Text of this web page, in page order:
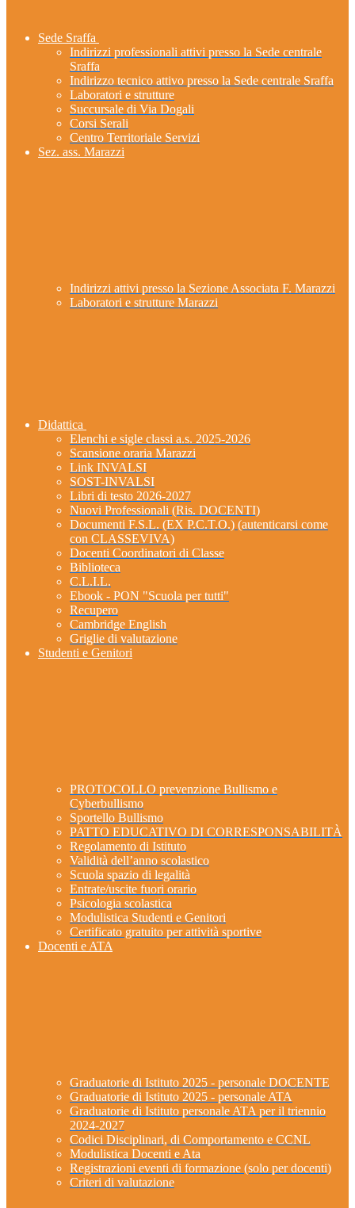
Sede Sraffa
Indirizzi professionali attivi presso la Sede centrale
Sraffa
Indirizzo tecnico attivo presso la Sede centrale Sraffa
Laboratori e strutture
Succursale di Via Dogali
Corsi Serali
Centro Territoriale Servizi
Sez. ass. Marazzi
Indirizzi attivi presso la Sezione Associata F. Marazzi
Laboratori e strutture Marazzi
Didattica
Elenchi e sigle classi a.s. 2025-2026
Scansione oraria Marazzi
Link INVALSI
SOST-INVALSI
Libri di testo 2026-2027
Nuovi Professionali (Ris. DOCENTI)
Documenti F.S.L. (EX P.C.T.O.) (autenticarsi come
con CLASSEVIVA)
Docenti Coordinatori di Classe
Biblioteca
C.L.I.L.
Ebook - PON "Scuola per tutti"
Recupero
Cambridge English
Griglie di valutazione
Studenti e Genitori
PROTOCOLLO prevenzione Bullismo e
Cyberbullismo
Sportello Bullismo
PATTO EDUCATIVO DI CORRESPONSABILITÀ
Regolamento di Istituto
Validità dell’anno scolastico
Scuola spazio di legalità
Entrate/uscite fuori orario
Psicologia scolastica
Modulistica Studenti e Genitori
Certificato gratuito per attività sportive
Docenti e ATA
Graduatorie di Istituto 2025 - personale DOCENTE
Graduatorie di Istituto 2025 - personale ATA
Graduatorie di Istituto personale ATA per il triennio
2024-2027
Codici Disciplinari, di Comportamento e CCNL
Modulistica Docenti e Ata
Registrazioni eventi di formazione (solo per docenti)
Criteri di valutazione